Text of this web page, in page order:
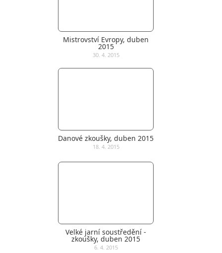
Mistrovství Evropy, duben
2015
30. 4. 2015
Danové zkoušky, duben 2015
18. 4. 2015
Velké jarní soustředění -
zkoušky, duben 2015
6. 4. 2015